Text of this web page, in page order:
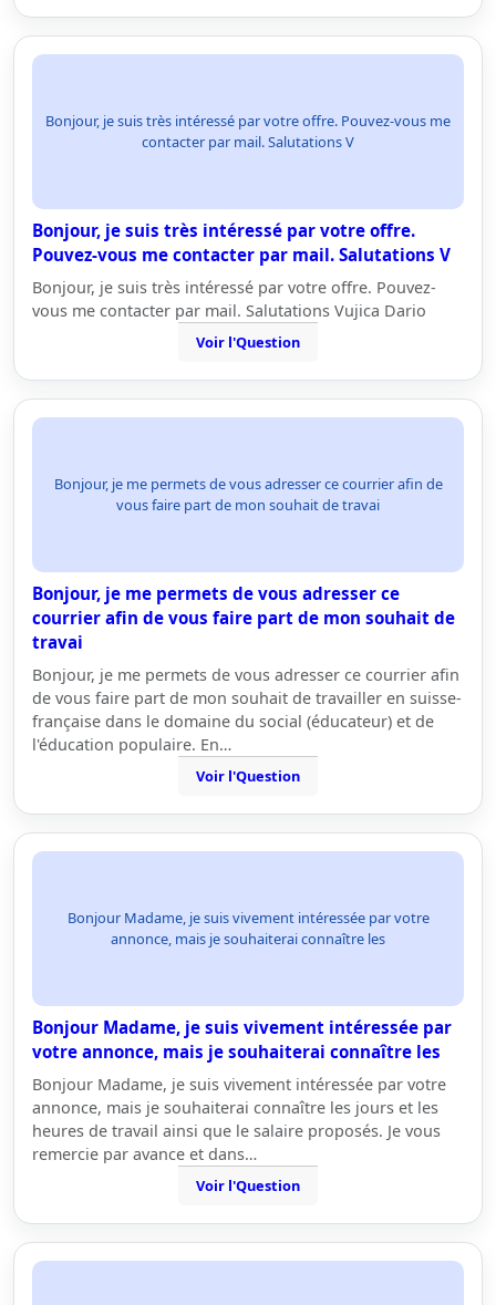
Bonjour, je suis très intéressé par votre offre. Pouvez-vous me
contacter par mail. Salutations V
Bonjour, je suis très intéressé par votre offre.
Pouvez-vous me contacter par mail. Salutations V
Bonjour, je suis très intéressé par votre offre. Pouvez-
vous me contacter par mail. Salutations Vujica Dario
Voir l'Question
Bonjour, je me permets de vous adresser ce courrier afin de
vous faire part de mon souhait de travai
Bonjour, je me permets de vous adresser ce
courrier afin de vous faire part de mon souhait de
travai
Bonjour, je me permets de vous adresser ce courrier afin
de vous faire part de mon souhait de travailler en suisse-
française dans le domaine du social (éducateur) et de
l'éducation populaire. En…
Voir l'Question
Bonjour Madame, je suis vivement intéressée par votre
annonce, mais je souhaiterai connaître les
Bonjour Madame, je suis vivement intéressée par
votre annonce, mais je souhaiterai connaître les
Bonjour Madame, je suis vivement intéressée par votre
annonce, mais je souhaiterai connaître les jours et les
heures de travail ainsi que le salaire proposés. Je vous
remercie par avance et dans…
Voir l'Question